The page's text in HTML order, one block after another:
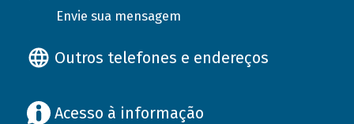
Envie sua mensagem
Outros telefones e endereços
Acesso à informação